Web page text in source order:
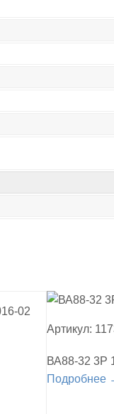
Артикул:
ВА88-32 3Р
Подробнее